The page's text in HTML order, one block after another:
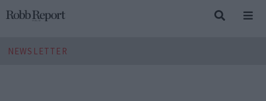
NEWSLETTER